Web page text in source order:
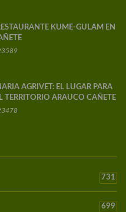
KUME-GULAM EN
AGRIVET: EL LUGAR PARA
TERRITORIO ARAUCO CAÑETE
731
699